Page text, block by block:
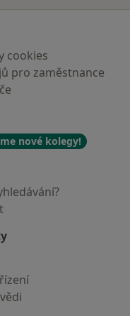
cookies
pro zaměstnance
nové kolegy!